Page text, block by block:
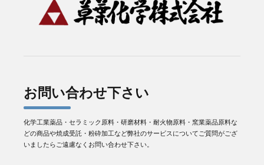
お問い合わせ下さい
化学工業薬品・セラミック原料・研磨材料・耐火物原料・窯業薬品原料な
どの商品や焼成受託・粉砕加工など弊社のサービスについてご質問がござ
いましたらご遠慮なくお問い合わせ下さい。